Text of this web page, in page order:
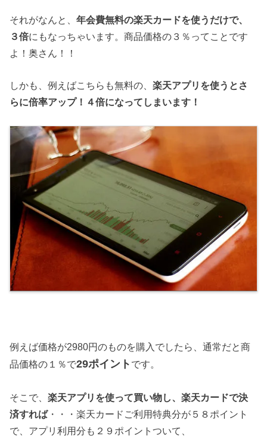
それがなんと、年会費無料の楽天カードを使うだけで、
３倍にもなっちゃいます。商品価格の３％ってことです
よ！奥さん！！
しかも、例えばこちらも無料の、楽天アプリを使うとさ
らに倍率アップ！４倍になってしまいます！
例えば価格が2980円のものを購入でしたら、通常だと商
品価格の１％で29ポイント です。
そこで、楽天アプリを使って買い物し、楽天カードで決
済すれば・・・楽天カードご利用特典分が５８ポイント
で、アプリ利用分も２９ポイントついて、